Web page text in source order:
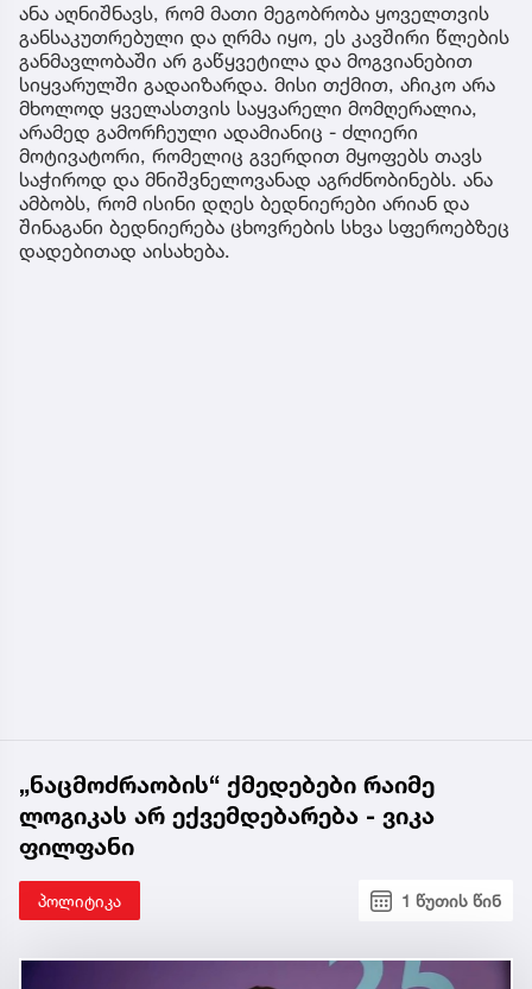
ანა აღნიშნავს, რომ მათი მეგობრობა ყოველთვის
განსაკუთრებული და ღრმა იყო, ეს კავშირი წლების
განმავლობაში არ გაწყვეტილა და მოგვიანებით
სიყვარულში გადაიზარდა. მისი თქმით, აჩიკო არა
მხოლოდ ყველასთვის საყვარელი მომღერალია,
არამედ გამორჩეული ადამიანიც - ძლიერი
მოტივატორი, რომელიც გვერდით მყოფებს თავს
საჭიროდ და მნიშვნელოვანად აგრძნობინებს. ანა
ამბობს, რომ ისინი დღეს ბედნიერები არიან და
შინაგანი ბედნიერება ცხოვრების სხვა სფეროებზეც
დადებითად აისახება.
„ნაცმოძრაობის“ ქმედებები რაიმე
ლოგიკას არ ექვემდებარება - ვიკა
ფილფანი
პოლიტიკა 1 წუთის წინ